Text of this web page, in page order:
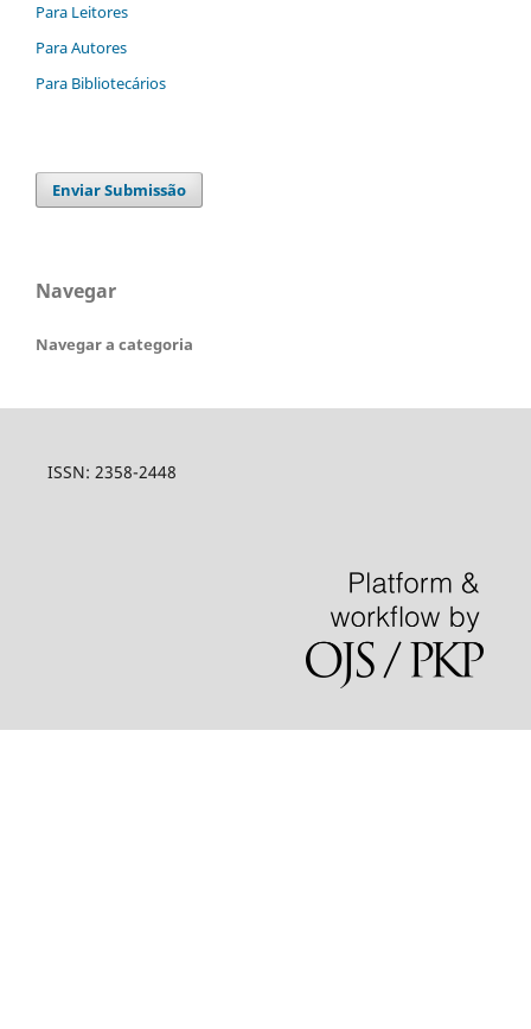
Para Leitores
Para Autores
Para Bibliotecários
Enviar Submissão
Navegar
Navegar a categoria
ISSN: 2358-2448